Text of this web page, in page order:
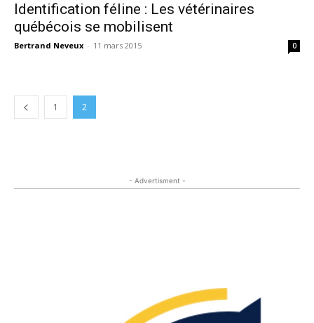
Identification féline : Les vétérinaires
québécois se mobilisent
Bertrand Neveux - 11 mars 2015 0
1 2
- Advertisment -